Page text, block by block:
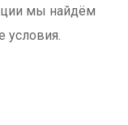
мы найдём